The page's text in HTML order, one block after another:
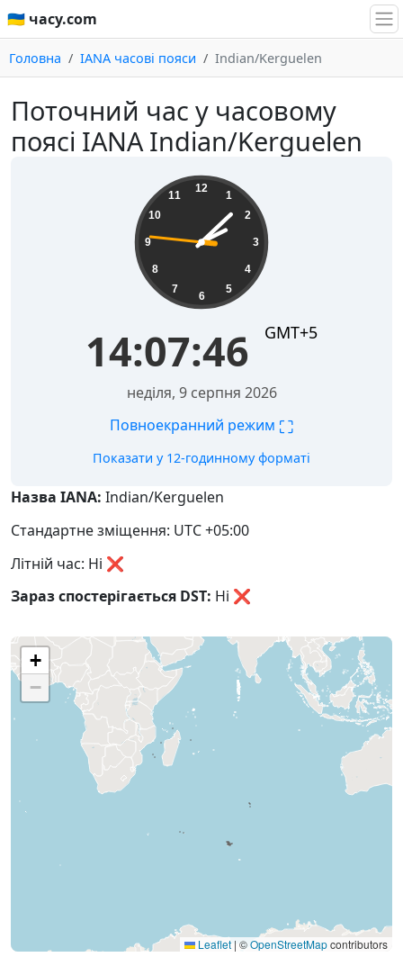
🇺🇦 часу.com
Головна IANA часові пояси Indian/Kerguelen
Поточний час у часовому
поясі IANA Indian/Kerguelen
12
1
2
3
4
5
6
7
8
9
10
11
14:07:46 GMT+5
неділя, 9 серпня 2026
Повноекранний режим ⛶
Показати у 12-годинному форматі
Назва IANA: Indian/Kerguelen
Стандартне зміщення: UTC +05:00
Літній час: Ні ❌
Зараз спостерігається DST: Ні ❌
+
−
Leaflet | ©OpenStreetMapcontributors